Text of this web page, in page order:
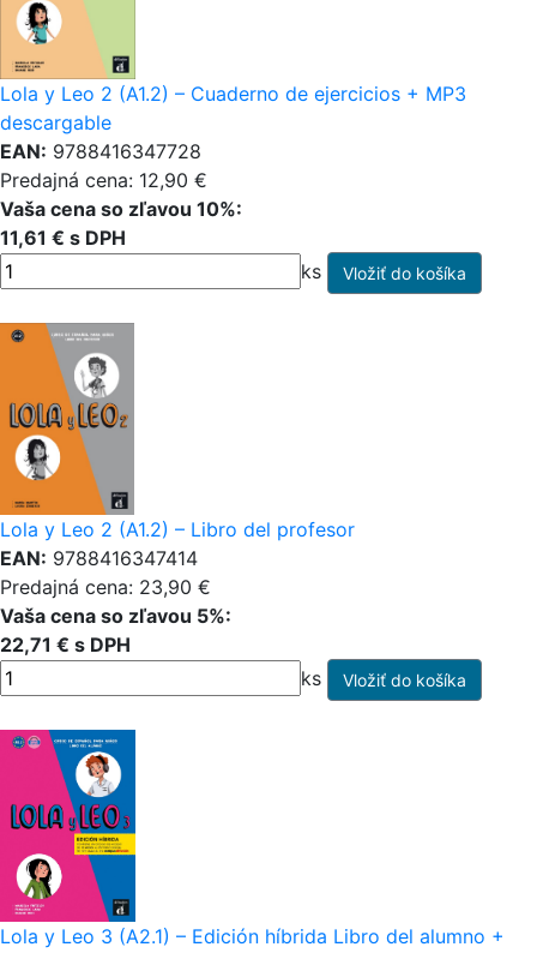
Lola y Leo 2 (A1.2) – Cuaderno de ejercicios + MP3
descargable
EAN: 9788416347728
Predajná cena: 12,90 €
Vaša cena so zľavou 10%:
11,61 € s DPH
ks
Lola y Leo 2 (A1.2) – Libro del profesor
EAN: 9788416347414
Predajná cena: 23,90 €
Vaša cena so zľavou 5%:
22,71 € s DPH
ks
Lola y Leo 3 (A2.1) – Edición híbrida Libro del alumno +